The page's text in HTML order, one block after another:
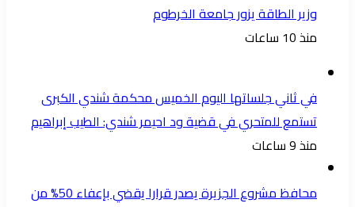
وزير الطاقة يزور جامعة الخرطوم
منذ 10 ساعات
في ثاني جلساتها اليوم الخميس محكمة شندي الكبرى
تستمع للمتحري في قضية ود احيمر شندي: الطيب إبراهيم
منذ 9 ساعات
محافظ مشروع الجزيرة يصدر قرارا يقضي بإعفاء 50% من